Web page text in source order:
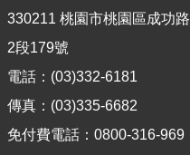
導
視
訊
服
330211 桃園市桃園區成功路
2段179號
電話：(03)332-6181
傳真：(03)335-6682
免付費電話：0800-316-969